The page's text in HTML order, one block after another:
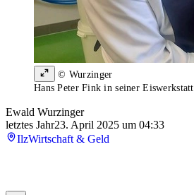
© Wurzinger
Hans Peter Fink in seiner Eiswerkstatt
Ewald Wurzinger
letztes Jahr23. April 2025 um 04:33
IlzWirtschaft & Geld